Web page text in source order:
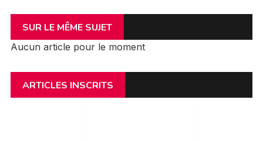
SUR LE MÊME SUJET
Aucun article pour le moment
ARTICLES INSCRITS